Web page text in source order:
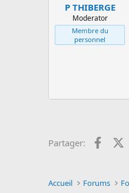
P THIBERGE
Moderator
Membre du
personnel
Partager:
Accueil Forums